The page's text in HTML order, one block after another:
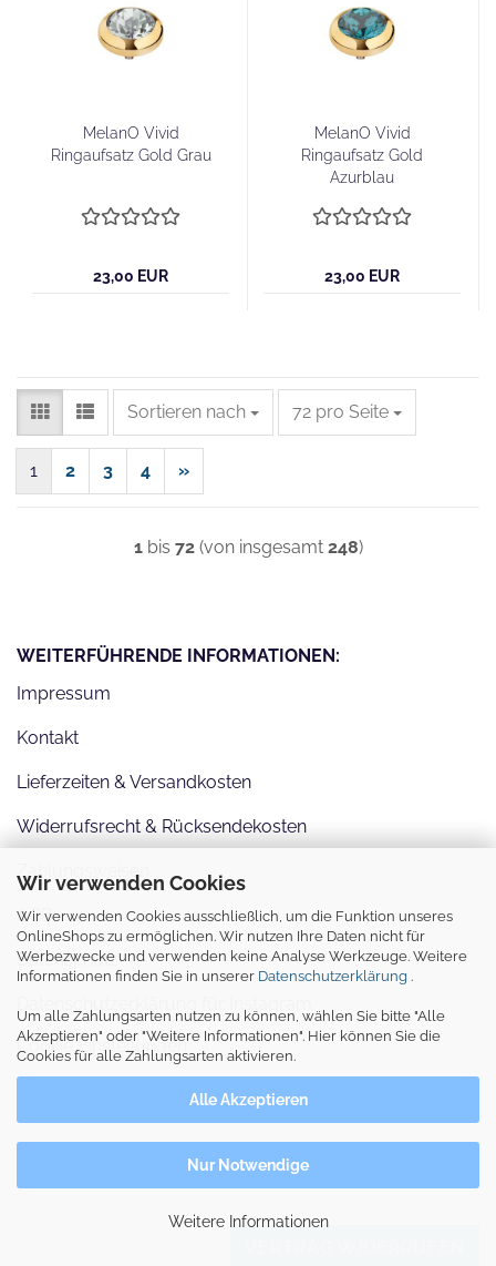
Wir verwenden Cookies
Wir verwenden Cookies ausschließlich, um die Funktion unseres
OnlineShops zu ermöglichen. Wir nutzen Ihre Daten nicht für
Werbezwecke und verwenden keine Analyse Werkzeuge. Weitere
Informationen finden Sie in unserer Datenschutzerklärung .
Um alle Zahlungsarten nutzen zu können, wählen Sie bitte "Alle
Akzeptieren" oder "Weitere Informationen". Hier können Sie die
Cookies für alle Zahlungsarten aktivieren.
Alle Akzeptieren
Nur Notwendige
Weitere Informationen
MelanO Vivid
Ringaufsatz Gold Grau
23,00 EUR
MelanO Vivid
Ringaufsatz Gold
Azurblau
23,00 EUR
Sortieren nach
Sortieren nach 72 pro Seite
pro Seite
1 2 3 4 »
1bis 72(von insgesamt 248)
WEITERFÜHRENDE INFORMATIONEN:
Impressum
Kontakt
Lieferzeiten & Versandkosten
Widerrufsrecht & Rücksendekosten
Zahlungsweisen
AGB
Datenschutz
Cookie Einstellungen